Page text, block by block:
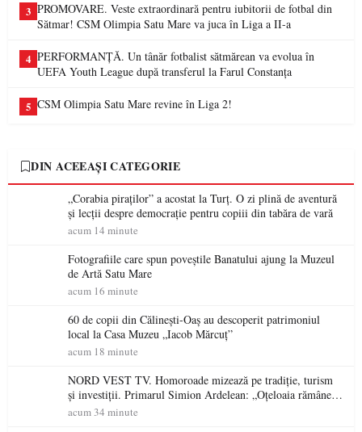
3 PROMOVARE. Veste extraordinară pentru iubitorii de fotbal din
Sătmar! CSM Olimpia Satu Mare va juca în Liga a II-a
4 PERFORMANȚĂ. Un tânăr fotbalist sătmărean va evolua în
UEFA Youth League după transferul la Farul Constanța
5 CSM Olimpia Satu Mare revine în Liga 2!
DIN ACEEAȘI CATEGORIE
„Corabia piraților” a acostat la Turț. O zi plină de aventură
și lecții despre democrație pentru copiii din tabăra de vară
acum 14 minute
Fotografiile care spun poveștile Banatului ajung la Muzeul
de Artă Satu Mare
acum 16 minute
60 de copii din Călinești-Oaș au descoperit patrimoniul
local la Casa Muzeu „Iacob Mărcuț”
acum 18 minute
NORD VEST TV. Homoroade mizează pe tradiție, turism
și investiții. Primarul Simion Ardelean: „Oțeloaia rămâne
un brand al Codrului”
acum 34 minute